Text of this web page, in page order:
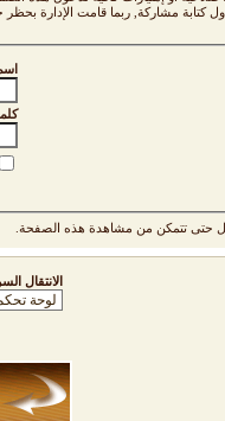
كتابة مشاركة, ربما قامت الإدارة
حتى تتمكن من مشاهدة هذه الصفحة.
الانتقال